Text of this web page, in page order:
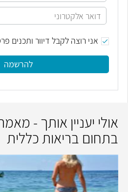
אני רוצה לקבל דיוור ותכנים
להרשמה
אולי יעניין אותך -
בתחום בריאות כללית